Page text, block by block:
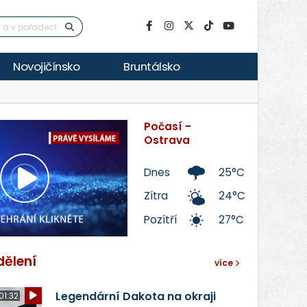
Novojičínsko Bruntálsko
Přehrát
video
Počasí -
Ostrava
Dnes
25°C
Zítra
24°C
Pozítří
27°C
více
Legendární Dakota na okraji